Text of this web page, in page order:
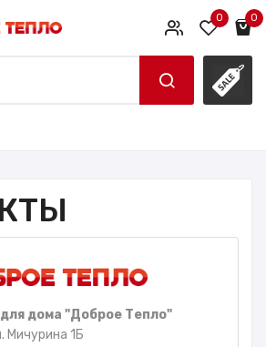
0 0
дома "Доброе Тепло"
Мичурина 1Б